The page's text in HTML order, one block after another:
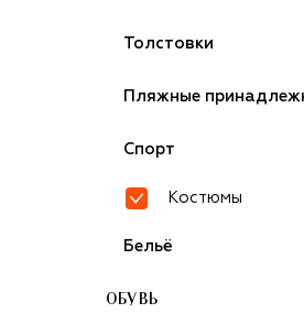
Толстовки
Пляжные
Спорт
Костюмы
Бельё
ОБУВЬ